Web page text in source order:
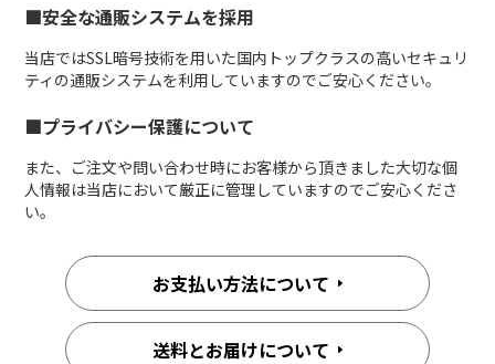
■安全な通販システムを採用
当店ではSSL暗号技術を用いた国内トップクラスの高いセキュリ
ティの通販システムを利用していますのでご安心ください。
■プライバシー保護について
また、ご注文や問い合わせ時にお客様から頂きました大切な個
人情報は当店において厳正に管理していますのでご安心くださ
い。
お支払い方法について
送料とお届けについて